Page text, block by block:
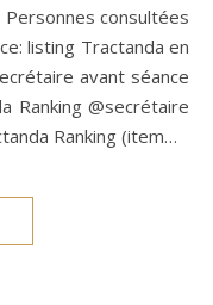
consultées
listing Tractanda en
avant séance
Ranking @secrétaire
Ranking (item…